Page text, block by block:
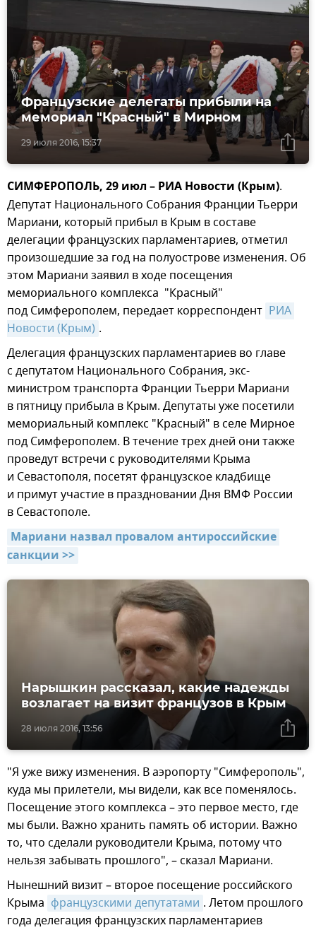
29 июля 2016, 15:37
Французские делегаты прибыли на
мемориал "Красный" в Мирном
СИМФЕРОПОЛЬ, 29 июл – РИА Новости (Крым).
Депутат Национального Собрания Франции Тьерри
Мариани, который прибыл в Крым в составе
делегации французских парламентариев, отметил
произошедшие за год на полуострове изменения. Об
этом Мариани заявил в ходе посещения
мемориального комплекса "Красный"
под Симферополем, передает корреспондент РИА
Новости (Крым) .
Делегация французских парламентариев во главе
с депутатом Национального Собрания, экс-
министром транспорта Франции Тьерри Мариани
в пятницу прибыла в Крым. Депутаты уже посетили
мемориальный комплекс "Красный" в селе Мирное
под Симферополем. В течение трех дней они также
проведут встречи с руководителями Крыма
и Севастополя, посетят французское кладбище
и примут участие в праздновании Дня ВМФ России
в Севастополе.
Мариани назвал провалом антироссийские
санкции >>
28 июля 2016, 13:56
Нарышкин рассказал, какие надежды
возлагает на визит французов в Крым
"Я уже вижу изменения. В аэропорту "Симферополь",
куда мы прилетели, мы видели, как все поменялось.
Посещение этого комплекса – это первое место, где
мы были. Важно хранить память об истории. Важно
то, что сделали руководители Крыма, потому что
нельзя забывать прошлого", – сказал Мариани.
Нынешний визит – второе посещение российского
Крыма французскими депутатами . Летом прошлого
года делегация французских парламентариев